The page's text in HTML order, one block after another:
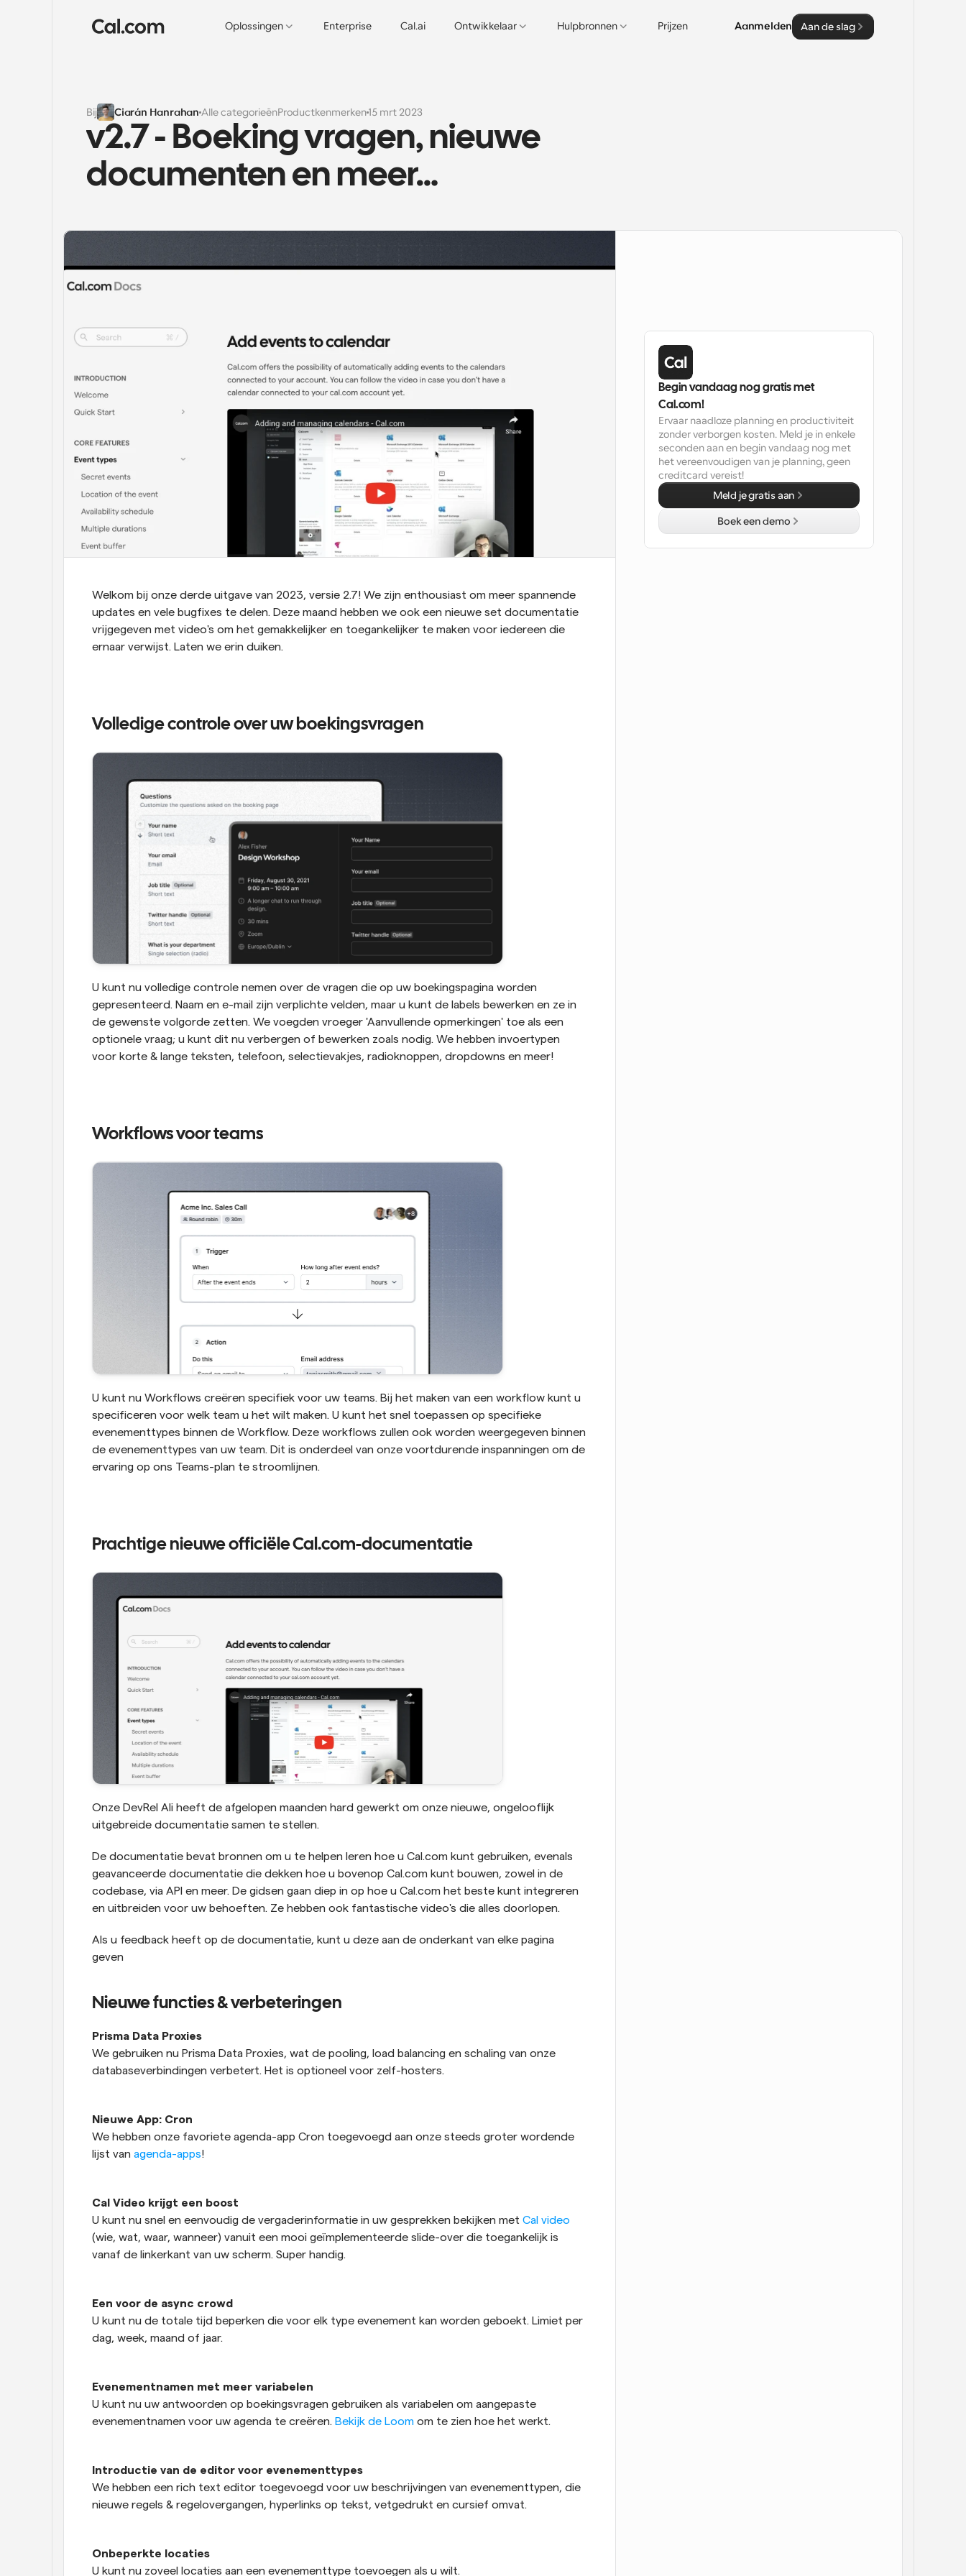
Oplossingen Enterprise Cal.ai Ontwikkelaar Hulpbronnen Prijzen Aanmelden Aan de slag
Bij Ciarán Hanrahan Alle categorieënProductkenmerken15 mrt 2023
v2.7 - Boeking vragen, nieuwe
documenten en meer…
Welkom bij onze derde uitgave van 2023, versie 2.7! We zijn enthousiast om meer spannende
updates en vele bugfixes te delen. Deze maand hebben we ook een nieuwe set documentatie
vrijgegeven met video's om het gemakkelijker en toegankelijker te maken voor iedereen die
ernaar verwijst. Laten we erin duiken.
Volledige controle over uw boekingsvragen
U kunt nu volledige controle nemen over de vragen die op uw boekingspagina worden
gepresenteerd. Naam en e-mail zijn verplichte velden, maar u kunt de labels bewerken en ze in
de gewenste volgorde zetten. We voegden vroeger 'Aanvullende opmerkingen' toe als een
optionele vraag; u kunt dit nu verbergen of bewerken zoals nodig. We hebben invoertypen
voor korte & lange teksten, telefoon, selectievakjes, radioknoppen, dropdowns en meer!
Workflows voor teams
U kunt nu Workflows creëren specifiek voor uw teams. Bij het maken van een workflow kunt u
specificeren voor welk team u het wilt maken. U kunt het snel toepassen op specifieke
evenementtypes binnen de Workflow. Deze workflows zullen ook worden weergegeven binnen
de evenementtypes van uw team. Dit is onderdeel van onze voortdurende inspanningen om de
ervaring op ons Teams-plan te stroomlijnen.
Prachtige nieuwe officiële Cal.com-documentatie
Onze DevRel Ali heeft de afgelopen maanden hard gewerkt om onze nieuwe, ongelooflijk
uitgebreide documentatie samen te stellen.
De documentatie bevat bronnen om u te helpen leren hoe u Cal.com kunt gebruiken, evenals
geavanceerde documentatie die dekken hoe u bovenop Cal.com kunt bouwen, zowel in de
codebase, via API en meer. De gidsen gaan diep in op hoe u Cal.com het beste kunt integreren
en uitbreiden voor uw behoeften. Ze hebben ook fantastische video's die alles doorlopen.
Als u feedback heeft op de documentatie, kunt u deze aan de onderkant van elke pagina
geven
Nieuwe functies & verbeteringen
Prisma Data Proxies
We gebruiken nu Prisma Data Proxies, wat de pooling, load balancing en schaling van onze
databaseverbindingen verbetert. Het is optioneel voor zelf-hosters.
Nieuwe App: Cron
We hebben onze favoriete agenda-app Cron toegevoegd aan onze steeds groter wordende
lijst van agenda-apps!
Cal Video krijgt een boost
U kunt nu snel en eenvoudig de vergaderinformatie in uw gesprekken bekijken met Cal video
(wie, wat, waar, wanneer) vanuit een mooi geïmplementeerde slide-over die toegankelijk is
vanaf de linkerkant van uw scherm. Super handig.
Een voor de async crowd
U kunt nu de totale tijd beperken die voor elk type evenement kan worden geboekt. Limiet per
dag, week, maand of jaar.
Evenementnamen met meer variabelen
U kunt nu uw antwoorden op boekingsvragen gebruiken als variabelen om aangepaste
evenementnamen voor uw agenda te creëren. Bekijk de Loom om te zien hoe het werkt.
Introductie van de editor voor evenementtypes
We hebben een rich text editor toegevoegd voor uw beschrijvingen van evenementtypen, die
nieuwe regels & regelovergangen, hyperlinks op tekst, vetgedrukt en cursief omvat.
Onbeperkte locaties
U kunt nu zoveel locaties aan een evenementtype toevoegen als u wilt.
Begin vandaag nog gratis met
Cal.com!
Ervaar naadloze planning en productiviteit
zonder verborgen kosten. Meld je in enkele
seconden aan en begin vandaag nog met
het vereenvoudigen van je planning, geen
creditcard vereist!
Meld je gratis aan
Boek een demo